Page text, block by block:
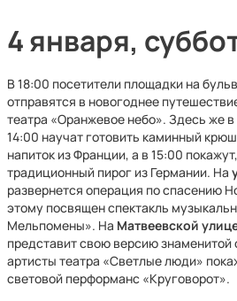
4 января,
В 18:00 посетители площадки на
отправятся в новогоднее
театра «Оранжевое небо». Здесь же
14:00 научат готовить каминный
напиток из Франции, а в 15:00
традиционный пирог из Германии. На
развернется операция по спасению
этому посвящен спектакль
Мельпомены». На Матвеевской
представит свою версию знаменитой
артисты театра «Светлые люди»
световой перформанс «Круговорот».